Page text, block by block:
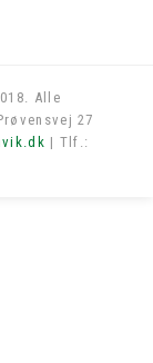
Alle
27
| Tlf.: